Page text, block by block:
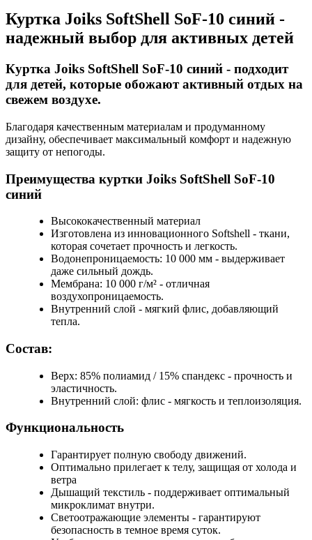
Куртка Joiks SoftShell SoF-10 синий -
надежный выбор для активных детей
Куртка Joiks SoftShell SoF-10 синий - подходит
для детей, которые обожают активный отдых на
свежем воздухе.
Благодаря качественным материалам и продуманному
дизайну, обеспечивает максимальный комфорт и надежную
защиту от непогоды.
Преимущества куртки Joiks SoftShell SoF-10
синий
Высококачественный материал
Изготовлена из инновационного Softshell - ткани,
которая сочетает прочность и легкость.
Водонепроницаемость: 10 000 мм - выдерживает
даже сильный дождь.
Мембрана: 10 000 г/м² - отличная
воздухопроницаемость.
Внутренний слой - мягкий флис, добавляющий
тепла.
Состав:
Верх: 85% полиамид / 15% спандекс - прочность и
эластичность.
Внутренний слой: флис - мягкость и теплоизоляция.
Функциональность
Гарантирует полную свободу движений.
Оптимально прилегает к телу, защищая от холода и
ветра
Дышащий текстиль - поддерживает оптимальный
микроклимат внутри.
Светоотражающие элементы - гарантируют
безопасность в темное время суток.